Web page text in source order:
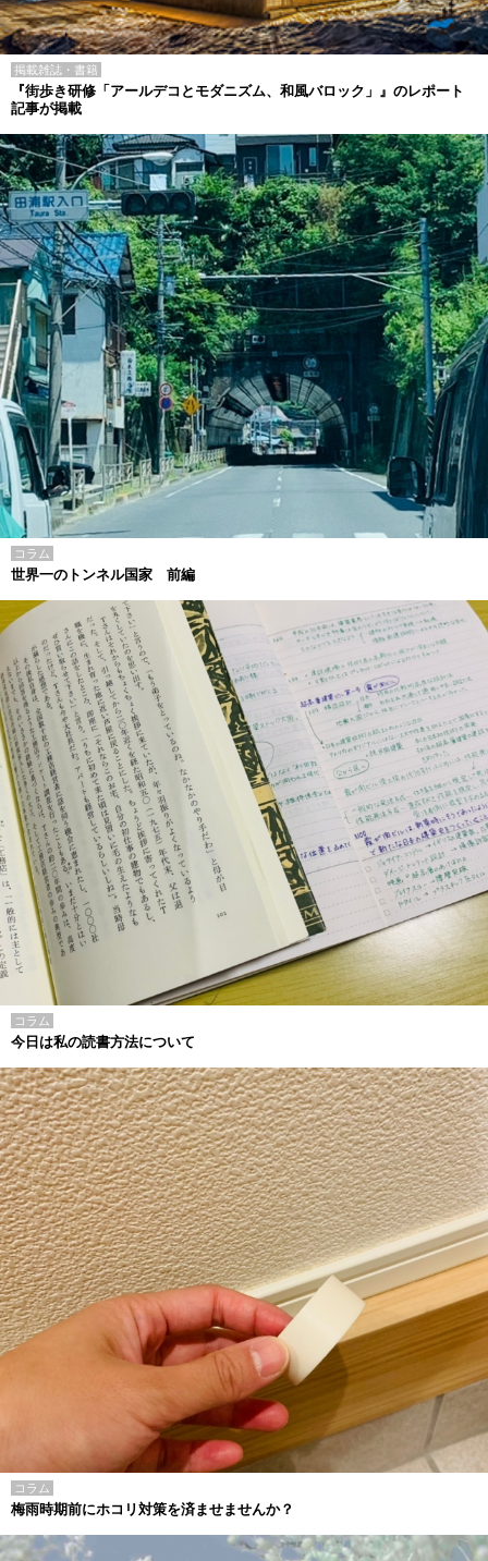
掲載雑誌・書籍
『街歩き研修「アールデコとモダニズム、和風バロック」』のレポート
記事が掲載
コラム
世界一のトンネル国家 前編
コラム
今日は私の読書方法について
コラム
梅雨時期前にホコリ対策を済ませませんか？